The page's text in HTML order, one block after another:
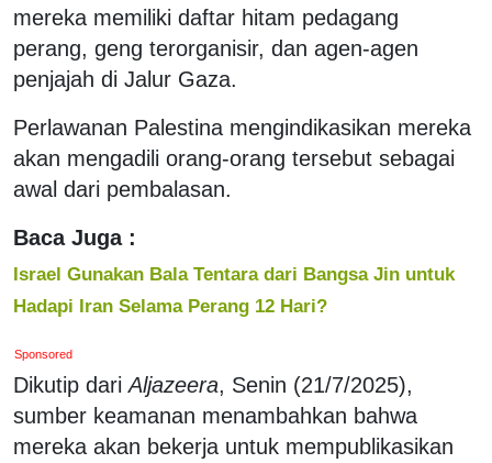
mereka memiliki daftar hitam pedagang
perang, geng terorganisir, dan agen-agen
penjajah di Jalur Gaza.
Perlawanan Palestina mengindikasikan mereka
akan mengadili orang-orang tersebut sebagai
awal dari pembalasan.
Baca Juga :
Israel Gunakan Bala Tentara dari Bangsa Jin untuk
Hadapi Iran Selama Perang 12 Hari?
Sponsored
Dikutip dariAljazeera, Senin (21/7/2025),
sumber keamanan menambahkan bahwa
mereka akan bekerja untuk mempublikasikan